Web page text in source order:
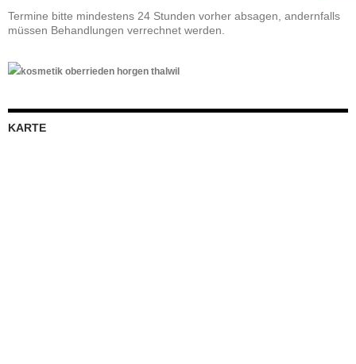
Termine bitte mindestens 24 Stunden vorher absagen, andernfalls
müssen Behandlungen verrechnet werden.
KARTE